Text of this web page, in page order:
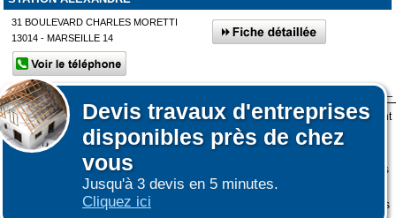
Devis travaux d'entreprises
disponibles près de chez
vous
Jusqu'à 3 devis en 5 minutes.
Cliquez ici
31 BOULEVARD CHARLES MORETTI
13014 - MARSEILLE 14
Afficher plus de prestataires dans un rayon de 50km autour de La
Motte-d'Aigues
Affiner votre recherche
ESPACE GRAND PUBLIC : information des utilisateurs
Lors de votre visite sur notre site des fichiers informatiques nommés cookies sont
déposés sur votre terminal. Ces cookies sont utilisés pour la navigation, le
fonctionnement du site et les mesures d'audience pour l'éditeur.
Nous ne collectons pas vos données personnelles au travers des cookies à des
fins publicitaires ni pour nous ni pour des tiers.
Plus d'infos sur les cookies-Ne plus afficher ce message
(vous pouvez toujours